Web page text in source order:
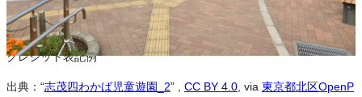
クレジット表記
必須
クレジット表記例
出典：“志茂四わかば児童遊園_2” CC BY 4.0 , via 東京都北区OpenP